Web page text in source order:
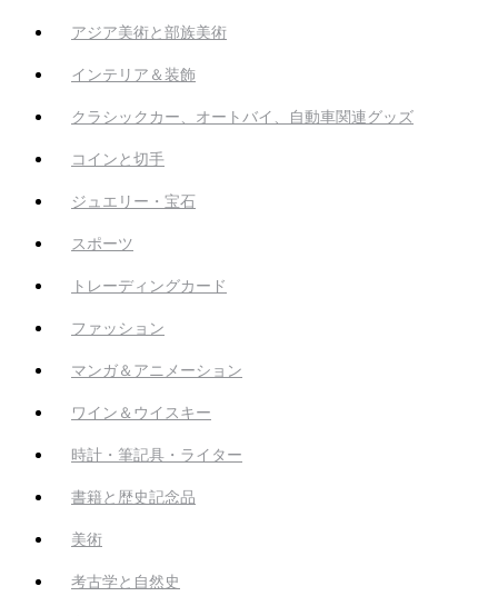
アジア美術と部族美術
インテリア＆装飾
クラシックカー、オートバイ、自動車関連グッズ
コインと切手
ジュエリー・宝石
スポーツ
トレーディングカード
ファッション
マンガ＆アニメーション
ワイン＆ウイスキー
時計・筆記具・ライター
書籍と歴史記念品
美術
考古学と自然史